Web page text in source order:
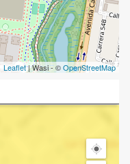
Leaflet| Wasi - ©OpenStreetMap